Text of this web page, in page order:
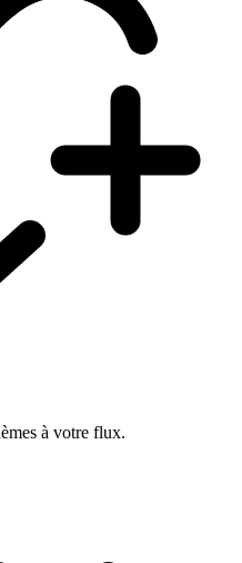
à votre flux.